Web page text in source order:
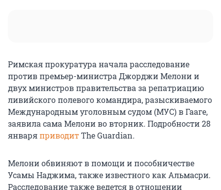
Римская прокуратура начала расследование
против премьер-министра Джорджи Мелони и
двух министров правительства за репатриацию
ливийского полевого командира, разыскиваемого
Международным уголовным судом (МУС) в Гааге,
заявила сама Мелони во вторник. Подробности 28
январяприводитThe Guardian.
Мелони обвиняют в помощи и пособничестве
Усамы Наджима, также известного как Альмасри.
Расследование также ведется в отношении